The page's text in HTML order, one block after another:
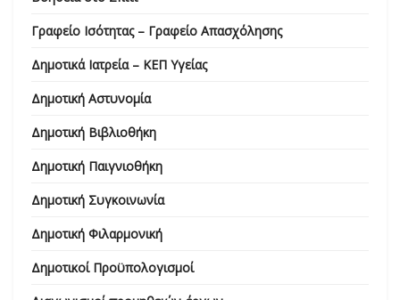
Γραφείο Ισότητας – Γραφείο Απασχόλησης
Δημοτικά Ιατρεία – ΚΕΠ Υγείας
Δημοτική Αστυνομία
Δημοτική Βιβλιοθήκη
Δημοτική Παιγνιοθήκη
Δημοτική Συγκοινωνία
Δημοτική Φιλαρμονική
Δημοτικοί Προϋπολογισμοί